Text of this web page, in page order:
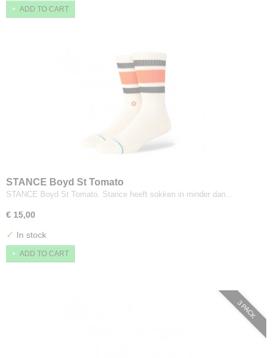
ADD TO CART
STANCE Boyd St Tomato
STANCE Boyd St Tomato. Stance heeft sokken in minder dan…
€ 15,00
✓ In stock
ADD TO CART
3 PACK